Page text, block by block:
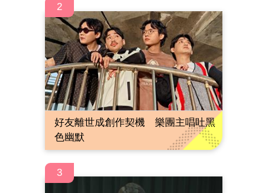
2
好友離世成創作契機 樂團主唱吐黑
色幽默
3